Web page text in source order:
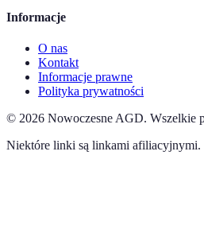
Informacje
O nas
Kontakt
Informacje prawne
Polityka prywatności
© 2026 Nowoczesne AGD. Wszelkie
Niektóre linki są linkami afiliacyjnymi.